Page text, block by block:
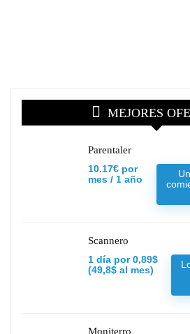
MEJORES
Parentaler
10.17€ por
mes / 1 año
Scannero
1 día por 0,89$
(49,8$ al mes)
Moniterro